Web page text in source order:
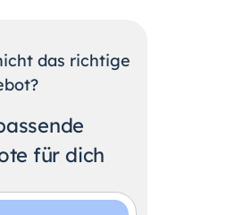
das richtige
für dich